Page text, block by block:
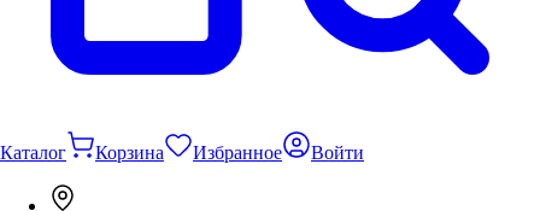
Каталог Корзина Избранное Войти